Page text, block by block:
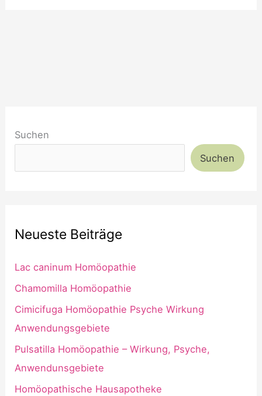
Suchen
Suchen
Neueste Beiträge
Lac caninum Homöopathie
Chamomilla Homöopathie
Cimicifuga Homöopathie Psyche Wirkung
Anwendungsgebiete
Pulsatilla Homöopathie – Wirkung, Psyche,
Anwendunsgebiete
Homöopathische Hausapotheke